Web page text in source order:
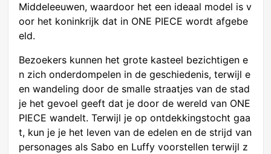
Middeleeuwen, waardoor het een ideaal model is v
oor het koninkrijk dat in ONE PIECE wordt afgebe
eld.
Bezoekers kunnen het grote kasteel bezichtigen e
n zich onderdompelen in de geschiedenis, terwijl e
en wandeling door de smalle straatjes van de stad
je het gevoel geeft dat je door de wereld van ONE
PIECE wandelt. Terwijl je op ontdekkingstocht gaa
t, kun je je het leven van de edelen en de strijd van
personages als Sabo en Luffy voorstellen terwijl z